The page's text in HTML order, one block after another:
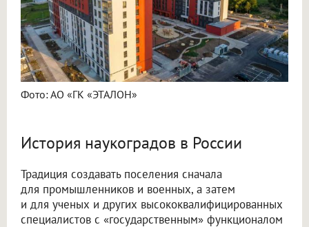
Фото: АО «ГК «ЭТАЛОН»
История наукоградов в России
Традиция создавать поселения сначала
для промышленников и военных, а затем
и для ученых и других высококвалифицированных
специалистов с «государственным» функционалом